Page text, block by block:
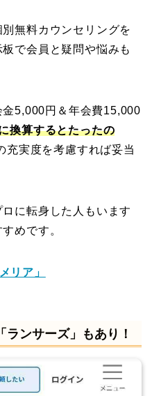
無料カウンセリングを
で会員と疑問や悩みも
5,000円＆年会費15,000
換算するとたったの
充実度を考慮すれば妥当
に転身した人もいます
めです。
リア」
ンサーズ」もあり！